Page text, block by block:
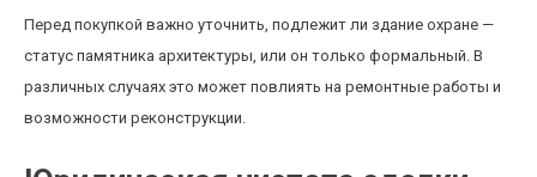
Перед покупкой важно уточнить, подлежит ли здание охране —
статус памятника архитектуры, или он только формальный. В
различных случаях это может повлиять на ремонтные работы и
возможности реконструкции.